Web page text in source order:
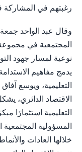
رغبتهم في
وقال عبد الواحد
المجتمعية في
نوعية لمسار جهود
يدمج مفاهيم
التعليمية، ويوسع
الاقتصاد الدائري،
التعليمية استثمارًا
المسؤولية المجتمعية
خلالها العادات